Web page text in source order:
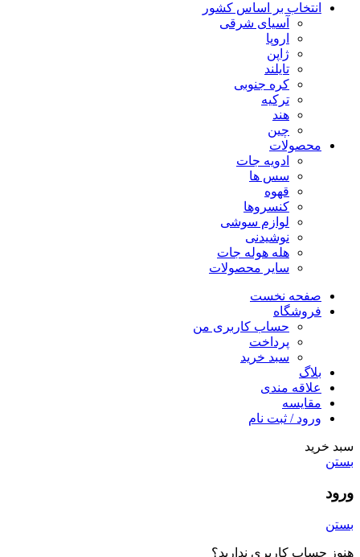
انتخاب بر اساس کشور
آسیای شرقی
اروپا
ژاپن
تایلند
کره جنوبی
ترکیه
هند
چین
محصولات
ادویه جات
سس ها
قهوه
کنسروها
لوازم سوشی
نوشیدنی
هله هوله جات
سایر محصولات
صفحه نخست
فروشگاه
حساب کاربری من
پرداخت
سبد خرید
بلاگ
علاقه مندی
مقایسه
ورود / ثبت نام
سبد خرید
بستن
ورود
بستن
هنوز حساب کاربری ندارید؟